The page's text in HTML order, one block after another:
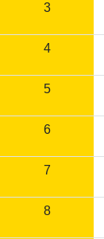
3
4
5
6
7
8